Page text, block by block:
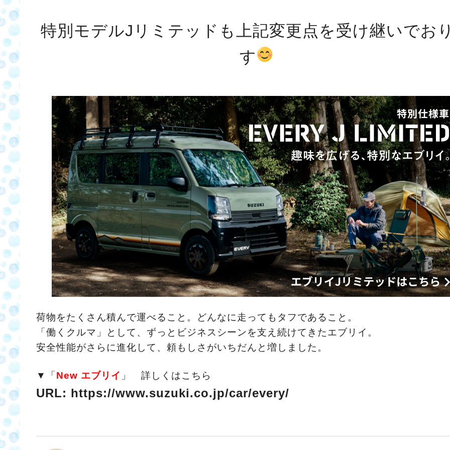
特別モデルJリミテッドも上記変更点を受け継いでお
す
荷物をたくさん積んで運べること。どんなに走ってもタフであること。
「働くクルマ」として、ずっとビジネスシーンを支え続けてきたエブリイ。
安全性能がさらに進化して、頼もしさがいちだんと増しました。
▼「 New エブリイ 」 詳しくはこちら
URL: https://www.suzuki.co.jp/car/every/